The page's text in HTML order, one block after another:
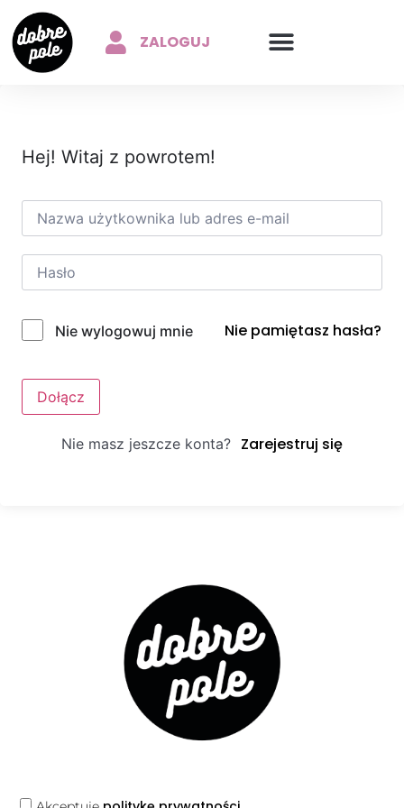
ZALOGUJ
Hej! Witaj z powrotem!
Nie wylogowuj mnie Nie pamiętasz hasła?
Dołącz
Nie masz jeszcze konta? Zarejestruj się